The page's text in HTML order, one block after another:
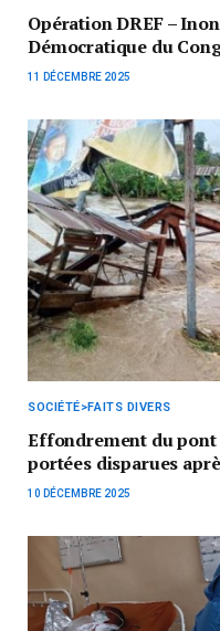
Opération DREF –
Démocratique du
11 DÉCEMBRE 2025
SOCIÉTÉ>FAITS DIVERS
Effondrement du pont
portées disparues
10 DÉCEMBRE 2025